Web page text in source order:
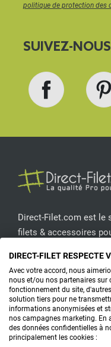
politique de protection des
SUIVEZ-NOUS
Direct-Filet.com est le
filets & accessoires
PRODUITS
DIRECT-FILET RESPECTE
Avec votre accord, nous
nous et/ou nos partenaires sur
fonctionnement du site,
solution tiers pour ne
informations anonymisées et
nos campagnes marketing. En
des données confidentielles à
principalement les cookies :